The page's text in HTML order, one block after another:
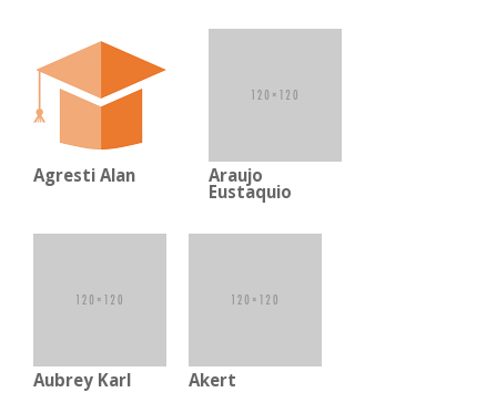
Agresti Alan Araujo
Eustaquio
Aubrey Karl Akert